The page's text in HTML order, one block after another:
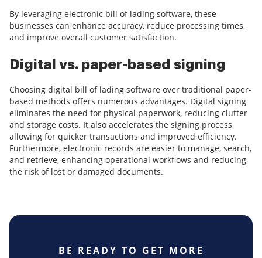
By leveraging electronic bill of lading software, these
businesses can enhance accuracy, reduce processing times,
and improve overall customer satisfaction.
Digital vs. paper-based signing
Choosing digital bill of lading software over traditional paper-
based methods offers numerous advantages. Digital signing
eliminates the need for physical paperwork, reducing clutter
and storage costs. It also accelerates the signing process,
allowing for quicker transactions and improved efficiency.
Furthermore, electronic records are easier to manage, search,
and retrieve, enhancing operational workflows and reducing
the risk of lost or damaged documents.
BE READY TO GET MORE